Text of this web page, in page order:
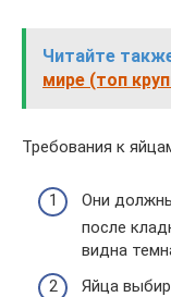
Читайте
мире (топ
Требования к
Они
после
видна
Яйца